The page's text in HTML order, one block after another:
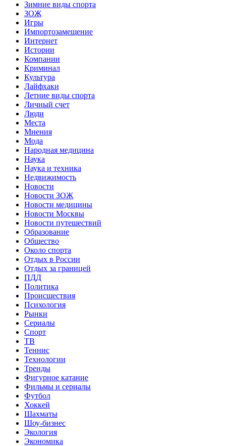
Зимние виды спорта
ЗОЖ
Игры
Импортозамещение
Интернет
Истории
Компании
Криминал
Культура
Лайфхаки
Летние виды спорта
Личный счет
Люди
Места
Мнения
Мода
Народная медицина
Наука
Наука и техника
Недвижимость
Новости
Новости ЗОЖ
Новости медицины
Новости Москвы
Новости путешествий
Образование
Общество
Около спорта
Отдых в России
Отдых за границей
ПДД
Политика
Происшествия
Психология
Рынки
Сериалы
Спорт
ТВ
Теннис
Технологии
Тренды
Фигурное катание
Фильмы и сериалы
Футбол
Хоккей
Шахматы
Шоу-бизнес
Экология
Экономика